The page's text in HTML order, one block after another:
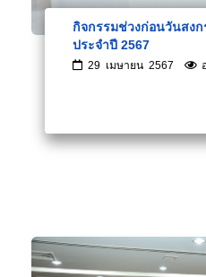
กิจกรรมช่วงก่อนวันสง
ประจำปี 2567
29 เมษายน 2567